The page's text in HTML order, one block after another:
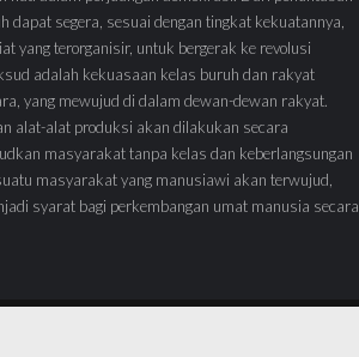
segera, sesuai dengan tingkat kekuatannya,
yang terorganisir, untuk bergerak ke revolusi
adalah kekuasaan kelas buruh dan rakyat
yang mewujud di dalam dewan-dewan rakyat.
alat-alat produksi akan dilakukan secara
masyarakat tanpa kelas dan keberlangsungan
masyarakat yang manusiawi akan terwujud,
syarat bagi perkembangan umat manusia secara